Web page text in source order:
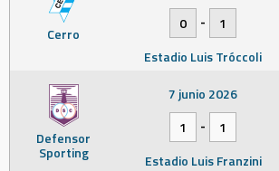
Cerro
0
-
1
Estadio Luis Tróccoli
Defensor
Sporting
7 junio 2026
1
-
1
Estadio Luis Franzini